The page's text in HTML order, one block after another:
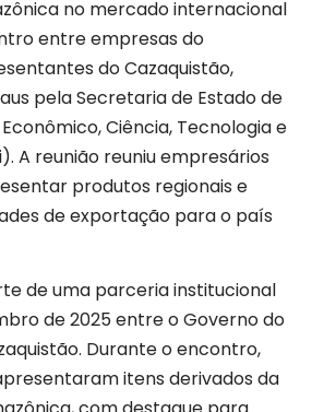
no mercado internacional
entre empresas do
do Cazaquistão,
pela Secretaria de Estado de
Ciência, Tecnologia e
A reunião reuniu empresários
produtos regionais e
de exportação para o país
de uma parceria institucional
de 2025 entre o Governo do
Durante o encontro,
itens derivados da